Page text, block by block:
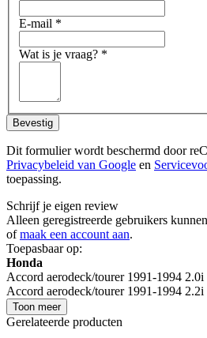
E-mail *
Wat is je vraag? *
Bevestig
Dit formulier wordt beschermd door
Privacybeleid van Google en
toepassing.
Schrijf je eigen review
Alleen geregistreerde gebruikers
ofmaak een account aan.
Toepasbaar op:
Honda
Accord aerodeck/tourer 1991-1994
Accord aerodeck/tourer 1991-1994
Toon meer
Gerelateerde producten